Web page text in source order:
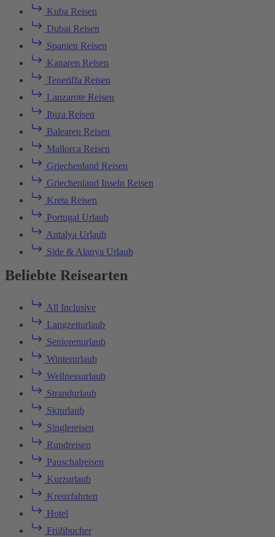
Kuba Reisen
Dubai Reisen
Spanien Reisen
Kanaren Reisen
Teneriffa Reisen
Lanzarote Reisen
Ibiza Reisen
Balearen Reisen
Mallorca Reisen
Griechenland Reisen
Griechenland Inseln Reisen
Kreta Reisen
Portugal Urlaub
Antalya Urlaub
Side & Alanya Urlaub
Beliebte Reisearten
All Inclusive
Langzeiturlaub
Seniorenurlaub
Winterurlaub
Wellnessurlaub
Strandurlaub
Skiurlaub
Singlereisen
Rundreisen
Pauschalreisen
Kurzurlaub
Kreuzfahrten
Hotel
Frühbucher